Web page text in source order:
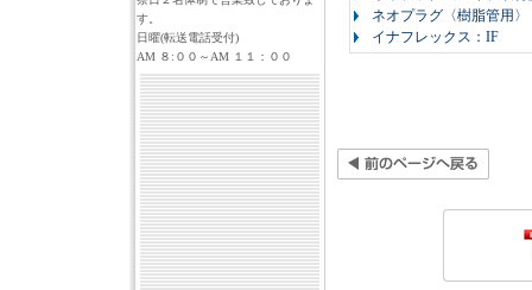
す。
日曜(転送電話受付)
AM ８:００～AM １１：００
ネオプラグ〈樹脂管用
イナフレックス：IF